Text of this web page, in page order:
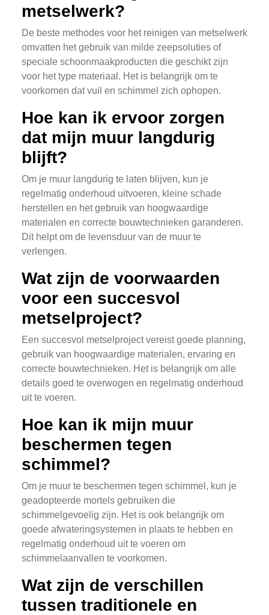
metselwerk?
De beste methodes voor het reinigen van metselwerk
omvatten het gebruik van milde zeepsoluties of
speciale schoonmaakproducten die geschikt zijn
voor het type materiaal. Het is belangrijk om te
voorkomen dat vuil en schimmel zich ophopen.
Hoe kan ik ervoor zorgen
dat mijn muur langdurig
blijft?
Om je muur langdurig te laten blijven, kun je
regelmatig onderhoud uitvoeren, kleine schade
herstellen en het gebruik van hoogwaardige
materialen en correcte bouwtechnieken garanderen.
Dit helpt om de levensduur van de muur te
verlengen.
Wat zijn de voorwaarden
voor een succesvol
metselproject?
Een succesvol metselproject vereist goede planning,
gebruik van hoogwaardige materialen, ervaring en
correcte bouwtechnieken. Het is belangrijk om alle
details goed te overwogen en regelmatig onderhoud
uit te voeren.
Hoe kan ik mijn muur
beschermen tegen
schimmel?
Om je muur te beschermen tegen schimmel, kun je
geadopteerde mortels gebruiken die
schimmelgevoelig zijn. Het is ook belangrijk om
goede afwateringsystemen in plaats te hebben en
regelmatig onderhoud uit te voeren om
schimmelaanvallen te voorkomen.
Wat zijn de verschillen
tussen traditionele en